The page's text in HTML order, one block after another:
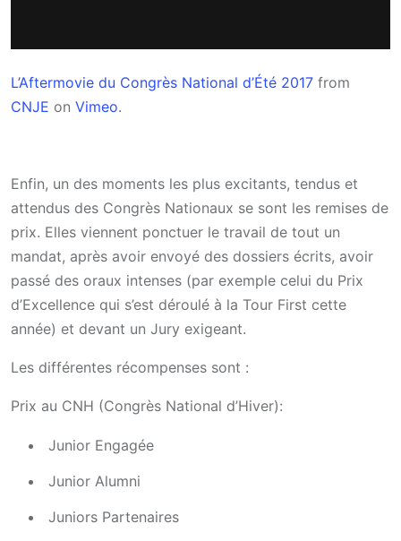
L’Aftermovie du Congrès National d’Été 2017 from
CNJE on Vimeo.
Enfin, un des moments les plus excitants, tendus et
attendus des Congrès Nationaux se sont les remises de
prix. Elles viennent ponctuer le travail de tout un
mandat, après avoir envoyé des dossiers écrits, avoir
passé des oraux intenses (par exemple celui du Prix
d’Excellence qui s’est déroulé à la Tour First cette
année) et devant un Jury exigeant.
Les différentes récompenses sont :
Prix au CNH (Congrès National d’Hiver):
Junior Engagée
Junior Alumni
Juniors Partenaires